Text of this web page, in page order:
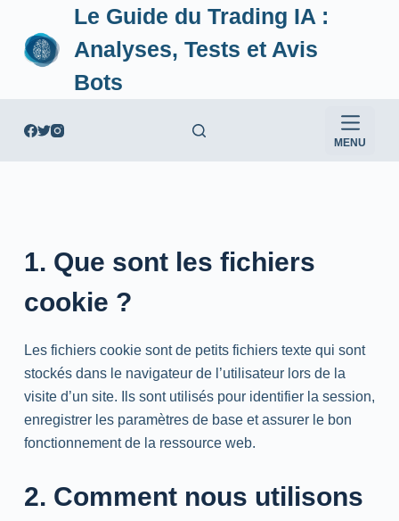
a
e
u
Le Guide du Trading IA :
Analyses, Tests et Avis
Bots
MENU
1. Que sont les fichiers
cookie ?
Les fichiers cookie sont de petits fichiers texte qui sont
stockés dans le navigateur de l’utilisateur lors de la
visite d’un site. Ils sont utilisés pour identifier la session,
enregistrer les paramètres de base et assurer le bon
fonctionnement de la ressource web.
2. Comment nous utilisons